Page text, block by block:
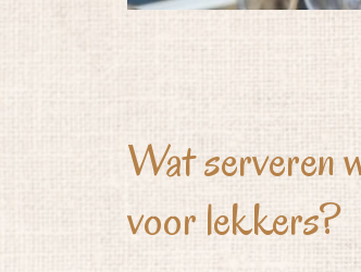
Wat serveren
voor lekkers?